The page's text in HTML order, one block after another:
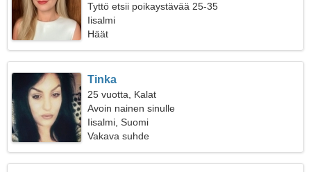
Tyttö etsii poikaystävää 25-35
Iisalmi
Häät
Tinka
25 vuotta, Kalat
Avoin nainen sinulle
Iisalmi, Suomi
Vakava suhde